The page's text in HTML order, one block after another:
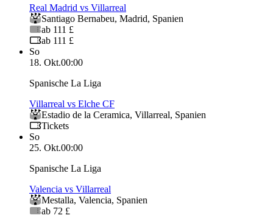
Real Madrid vs Villarreal
Santiago Bernabeu, Madrid, Spanien
ab 111 £
ab 111 £
So
18. Okt.00:00
Spanische La Liga
Villarreal vs Elche CF
Estadio de la Ceramica, Villarreal, Spanien
Tickets
So
25. Okt.00:00
Spanische La Liga
Valencia vs Villarreal
Mestalla, Valencia, Spanien
ab 72 £